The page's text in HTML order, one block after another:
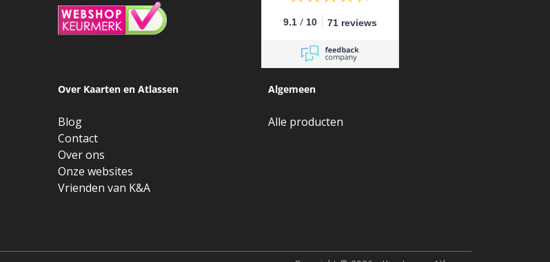
9.1 / 10 71 reviews
Over Kaarten en Atlassen
Blog
Contact
Over ons
Onze websites
Vrienden van K&A
Algemeen
Alle producten